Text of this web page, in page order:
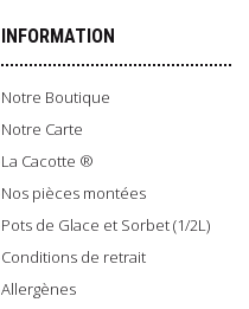
INFORMATION
Notre Boutique
Notre Carte
La Cacotte ®
Nos pièces montées
Pots de Glace et Sorbet (1/2L)
Conditions de retrait
Allergènes